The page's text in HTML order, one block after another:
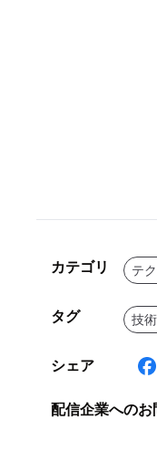
カテゴリ テ
タグ 技
シェア
配信企業へのお